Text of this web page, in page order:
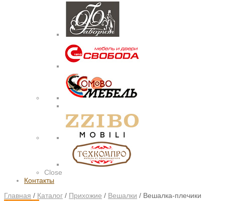
Close
Контакты
Главная / Каталог / Прихожие / Вешалки / Вешалка-плечики